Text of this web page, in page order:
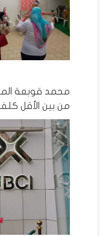
من بين الأقل